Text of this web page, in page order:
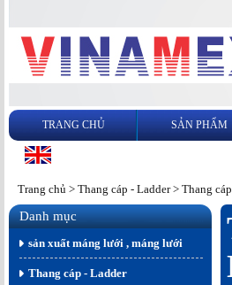
TRANG CHỦ SẢN PHẨM
Trang chủ > Thang cáp - Ladder> Thang
Danh mục
sản xuất máng lưới , máng lưới
Thang cáp - Ladder